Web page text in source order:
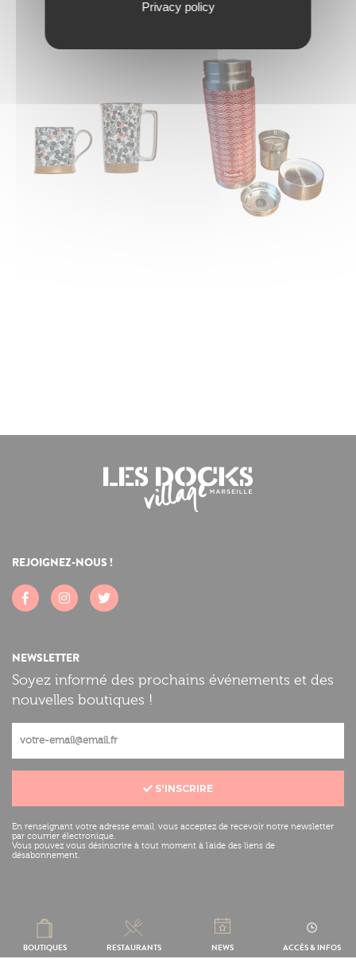
BOUTIQUES RESTAURANTS NEWS ACCÈS & INFOS
REJOIGNEZ-NOUS !
NEWSLETTER
Soyez informé des prochains événements et des
nouvelles boutiques !
S'INSCRIRE
En renseignant votre adresse email, vous acceptez de recevoir notre newsletter
par courrier électronique.
Vous pouvez vous désinscrire à tout moment à l'aide des liens de
désabonnement.
Mentions légales Réalisation :
Privacy policy